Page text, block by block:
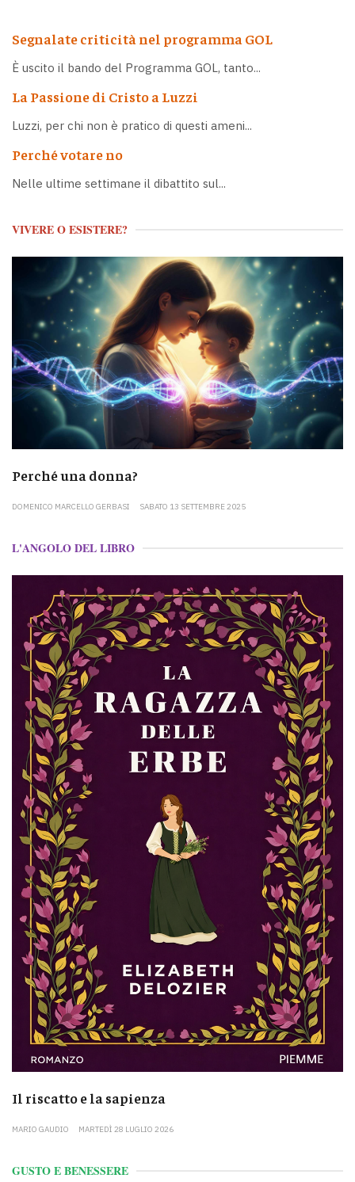
Segnalate criticità nel programma GOL
È uscito il bando del Programma GOL, tanto...
La Passione di Cristo a Luzzi
Luzzi, per chi non è pratico di questi ameni...
Perché votare no
Nelle ultime settimane il dibattito sul...
VIVERE O ESISTERE?
Perché una donna?
DOMENICO MARCELLO GERBASI SABATO 13 SETTEMBRE 2025
L'ANGOLO DEL LIBRO
Il riscatto e la sapienza
MARIO GAUDIO MARTEDÌ 28 LUGLIO 2026
GUSTO E BENESSERE